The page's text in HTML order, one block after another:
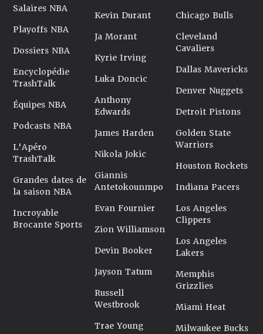
Salaires NBA
Playoffs NBA
Dossiers NBA
Encyclopédie
TrashTalk
Équipes NBA
Podcasts NBA
L'Apéro
TrashTalk
Grandes dates de
la saison NBA
Incroyable
Brocante Sports
Kevin Durant
Ja Morant
Kyrie Irving
Luka Doncic
Anthony
Edwards
James Harden
Nikola Jokic
Giannis
Antetokounmpo
Evan Fournier
Zion Williamson
Devin Booker
Jayson Tatum
Russell
Westbrook
Trae Young
Chicago Bulls
Cleveland
Cavaliers
Dallas Mavericks
Denver Nuggets
Detroit Pistons
Golden State
Warriors
Houston Rockets
Indiana Pacers
Los Angeles
Clippers
Los Angeles
Lakers
Memphis
Grizzlies
Miami Heat
Milwaukee Bucks